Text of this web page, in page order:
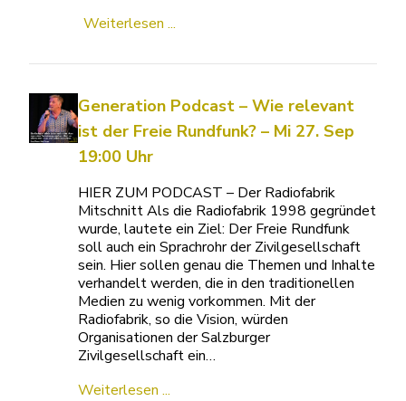
Weiterlesen ...
Generation Podcast – Wie relevant
ist der Freie Rundfunk? – Mi 27. Sep
19:00 Uhr
HIER ZUM PODCAST – Der Radiofabrik
Mitschnitt Als die Radiofabrik 1998 gegründet
wurde, lautete ein Ziel: Der Freie Rundfunk
soll auch ein Sprachrohr der Zivilgesellschaft
sein. Hier sollen genau die Themen und Inhalte
verhandelt werden, die in den traditionellen
Medien zu wenig vorkommen. Mit der
Radiofabrik, so die Vision, würden
Organisationen der Salzburger
Zivilgesellschaft ein…
Weiterlesen ...